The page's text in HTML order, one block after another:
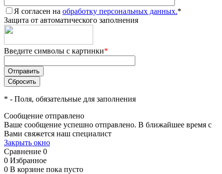
Я согласен на обработку персональных данных.*
Защита от автоматического заполнения
Введите символы с картинки*
* - Поля, обязательные для заполнения
Сообщение отправлено
Ваше сообщение успешно отправлено. В ближайшее время с
Вами свяжется наш специалист
Закрыть окно
Сравнение 0
0 Избранное
0 В корзине пока пусто